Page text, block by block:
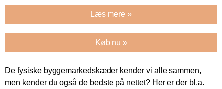
Læs mere »
Køb nu »
De fysiske byggemarkedskæder kender vi alle sammen,
men kender du også de bedste på nettet? Her er der bl.a.